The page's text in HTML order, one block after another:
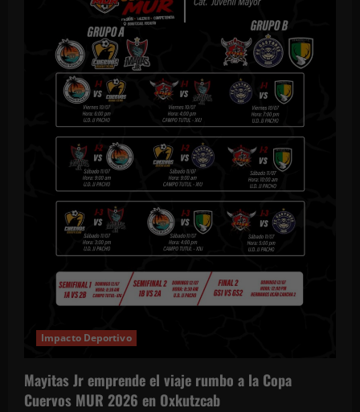
Impacto Deportivo
Mayitas Jr emprende el viaje rumbo a la Copa
Cuervos MUR 2026 en Oxkutzcab